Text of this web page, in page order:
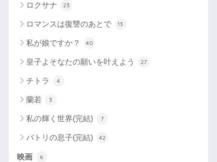
ロクサナ 23
ロマンスは復讐のあとで 13
私が娘ですか？ 40
皇子よそなたの願いを叶えよう 27
チトラ 4
蘭若 3
私の輝く世界(完結) 7
バトリの息子(完結) 42
映画 6